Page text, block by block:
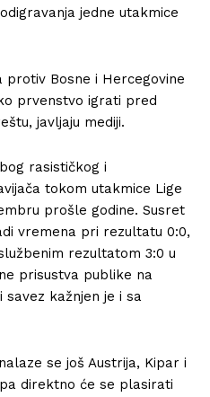
jedne utakmice
protiv Bosne i Hercegovine
prvenstvo igrati pred
javljaju mediji.
rasističkog i
tokom utakmice Lige
prošle godine. Susret
vremena pri rezultatu 0:0,
rezultatom 3:0 u
prisustva publike na
savez kažnjen je i sa
se još Austrija, Kipar i
direktno će se plasirati